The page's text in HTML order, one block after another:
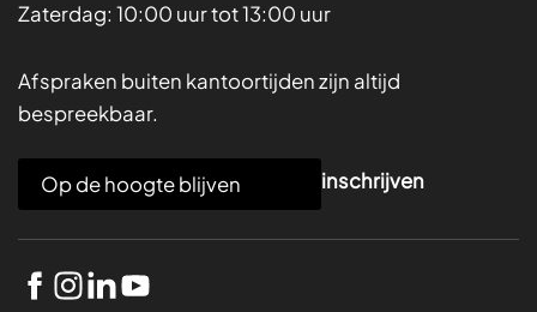
Zaterdag: 10:00 uur tot 13:00 uur
Afspraken buiten kantoortijden zijn altijd
bespreekbaar.
a
i
inschrijven